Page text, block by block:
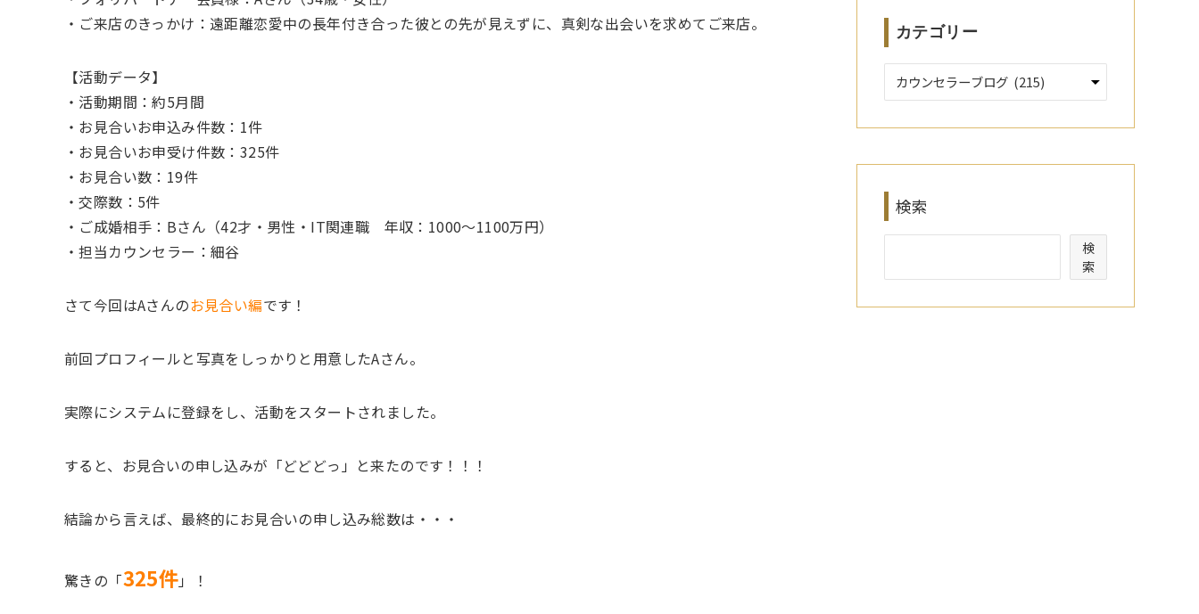
・ご来店のきっかけ：遠距離恋愛中の長年付き合った彼との先が見えずに、真剣な出会いを求めてご来店。
【活動データ】
・活動期間：約5月間
・お見合いお申込み件数：1件
・お見合いお申受け件数：325件
・お見合い数：19件
・交際数：5件
・ご成婚相手：Bさん（42才・男性・IT関連職 年収：1000～1100万円）
・担当カウンセラー：細谷
さて今回はAさんのお見合い編です！
前回プロフィールと写真をしっかりと用意したAさん。
実際にシステムに登録をし、活動をスタートされました。
すると、お見合いの申し込みが「どどどっ」と来たのです！！！
結論から言えば、最終的にお見合いの申し込み総数は・・・
驚きの「325件」！
カテゴリー
検索
検
索